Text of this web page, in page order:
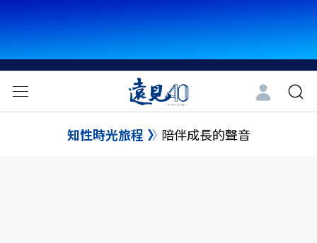
知性時光旅程 陪伴成長的聲音